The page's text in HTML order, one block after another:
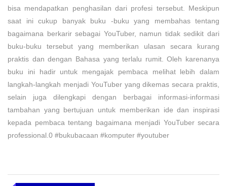
bisa mendapatkan penghasilan dari profesi tersebut. Meskipun
saat ini cukup banyak buku -buku yang membahas tentang
bagaimana berkarir sebagai YouTuber, namun tidak sedikit dari
buku-buku tersebut yang memberikan ulasan secara kurang
praktis dan dengan Bahasa yang terlalu rumit. Oleh karenanya
buku ini hadir untuk mengajak pembaca melihat lebih dalam
langkah-langkah menjadi YouTuber yang dikemas secara praktis,
selain juga dilengkapi dengan berbagai informasi-informasi
tambahan yang bertujuan untuk memberikan ide dan inspirasi
kepada pembaca tentang bagaimana menjadi YouTuber secara
professional.0 #bukubacaan #komputer #youtuber